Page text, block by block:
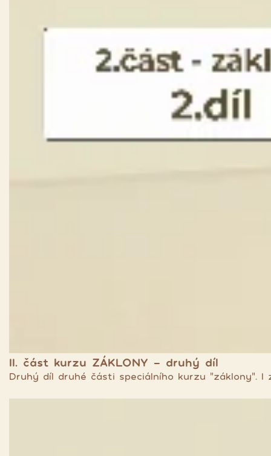
II. část kurzu ZÁKLONY - druhý díl
Druhý díl druhé části speciálního kurzu "záklony".